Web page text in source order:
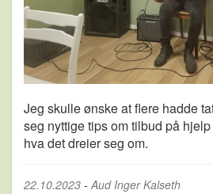
Jeg skulle ønske at flere hadde
seg nyttige tips om tilbud på
hva det dreier seg om.
22.10.2023 - Aud Inger Kalseth